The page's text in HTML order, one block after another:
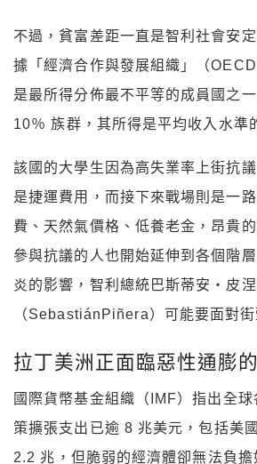
不過，貧富差距一直是智利社會安
據「經濟合作與發展組織」（
是最所得分佈最不平等的成員國之
10％ 族群，其所得是平均收入水準
該國的大學生因為高失業率上街抗
是捷運費用，而接下來戰場則是一
費、天然氣價格、低養老金，昂貴
參與抗議的人也開始延伸到各個階
炎的影響，智利總統巴斯蒂安・皮
（SebastiánPiñera）可能要面對街
拉丁美洲正面臨惡性通膨
國際貨幣基金組織（IMF）指出全
策擴張支出已逾 8 兆美元，包括美
2.2 兆，但脆弱的經濟體卻無法負擔